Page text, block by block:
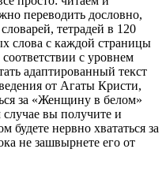
переводить дословно,
тетрадей в 120
слова с каждой страницы
с уровнем
адаптированный текст
от Агаты Кристи,
за «Женщину в белом»
вы получите и
будете нервно хвататься за
не зашвырнете его от